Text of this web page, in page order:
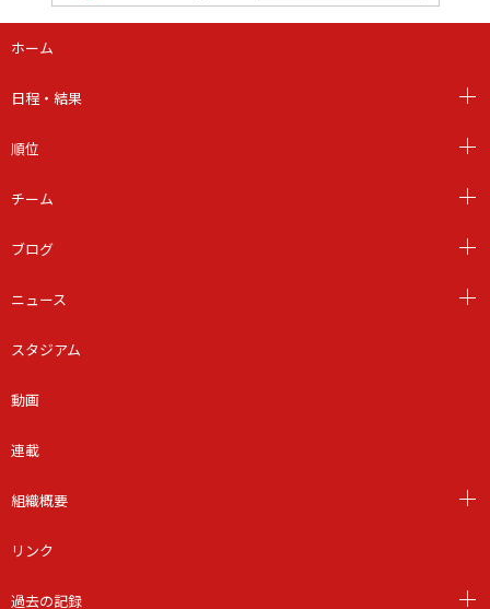
ホーム
日程・結果
順位
チーム
ブログ
ニュース
スタジアム
動画
連載
組織概要
リンク
過去の記録